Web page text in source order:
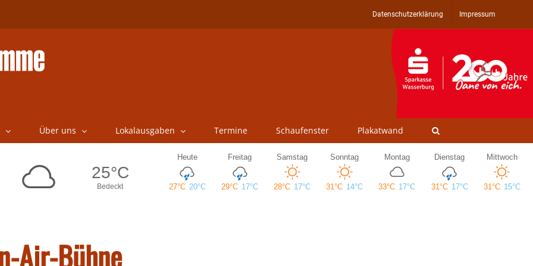
Datenschutzerklärung Impressum
Über uns Lokalausgaben Termine Schaufenster Plakatwand
Air-Bühne